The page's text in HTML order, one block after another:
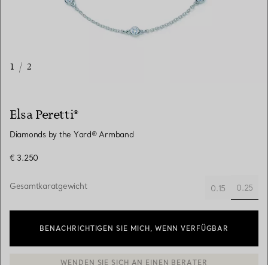
1 / 2
Elsa Peretti®
Diamonds by the Yard® Armband
€ 3.250
Gesamtkaratgewicht 0.15
0.25
BENACHRICHTIGEN SIE MICH, WENN VERFÜGBAR